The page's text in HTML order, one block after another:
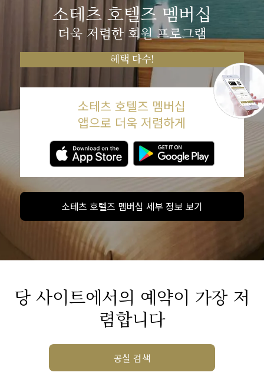
소테츠 호텔즈 멤버십
더욱 저렴한 회원 프로그램
혜택 다수!
소테츠 호텔즈 멤버십
앱으로 더욱 저렴하게
소테츠 호텔즈 멤버십 세부 정보 보기
당 사이트에서의 예약이 가장 저
렴합니다
공실 검색